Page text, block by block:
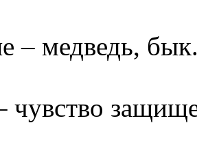
– медведь,